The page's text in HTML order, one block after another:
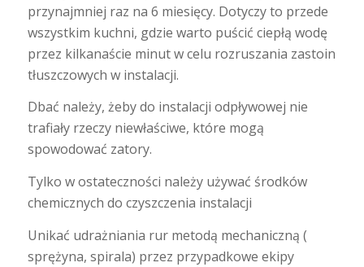
przynajmniej raz na 6 miesięcy. Dotyczy to przede
wszystkim kuchni, gdzie warto puścić ciepłą wodę
przez kilkanaście minut w celu rozruszania zastoin
tłuszczowych w instalacji.
Dbać należy, żeby do instalacji odpływowej nie
trafiały rzeczy niewłaściwe, które mogą
spowodować zatory.
Tylko w ostateczności należy używać środków
chemicznych do czyszczenia instalacji
Unikać udrażniania rur metodą mechaniczną (
sprężyna, spirala) przez przypadkowe ekipy